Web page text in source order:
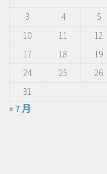
3
4 5
10
11 12
17
18 19
24
25 26
31
« 7 月